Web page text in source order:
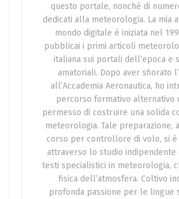
questo portale, nonché di
dedicati alla meteorologia. La mia
mondo digitale è iniziata nel
pubblicai i primi articoli
italiana sui portali dell’epoca e
amatoriali. Dopo aver sfiorato
all’Accademia Aeronautica, ho
percorso formativo alternativo
permesso di costruire una solida
meteorologia. Tale preparazione,
corso per controllore di volo, si è
attraverso lo studio indipendente
testi specialistici in meteorologia,
fisica dell’atmosfera. Coltivo
profonda passione per le lingue